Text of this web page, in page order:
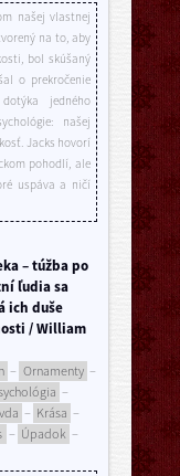
našej vlastnej
na to, aby
bol skúšaný
o prekročenie
jedného
našej
Jacks hovorí
pohodlí, ale
uspáva a ničí
– túžba po
ľudia sa
ich duše
/ William
– Ornamenty –
–
– Krása –
– Úpadok –